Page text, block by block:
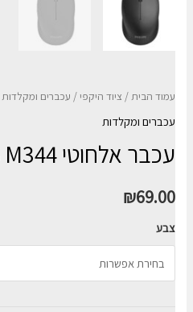
עמוד הבית/ ציוד היקפי/ עכברים ומקלדות
עכברים ומקלדות
עכבר אלחוטי PHILIPS M344
₪69.00
צבע